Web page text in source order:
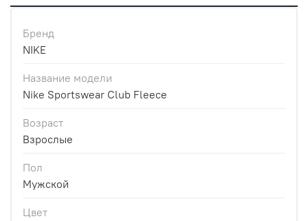
Бренд
NIKE
Название модели
Nike Sportswear Club Fleece
Возраст
Взрослые
Пол
Мужской
Цвет